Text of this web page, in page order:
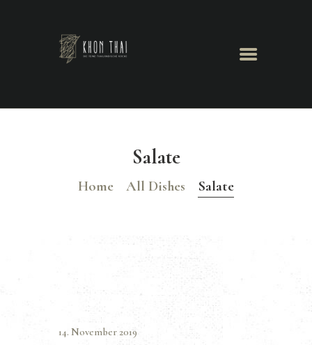
Salate
Home All Dishes Salate
Khon Thai
14. November 2019